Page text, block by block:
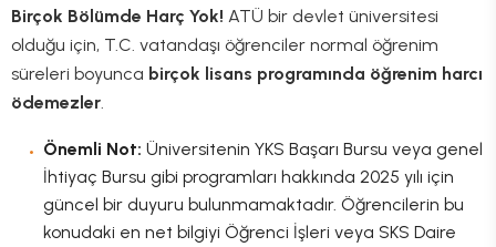
Birçok Bölümde Harç Yok! ATÜ bir devlet üniversitesi
olduğu için, T.C. vatandaşı öğrenciler normal öğrenim
süreleri boyunca birçok lisans programında öğrenim harcı
ödemezler.
Önemli Not: Üniversitenin YKS Başarı Bursu veya genel
İhtiyaç Bursu gibi programları hakkında 2025 yılı için
güncel bir duyuru bulunmamaktadır. Öğrencilerin bu
konudaki en net bilgiyi Öğrenci İşleri veya SKS Daire